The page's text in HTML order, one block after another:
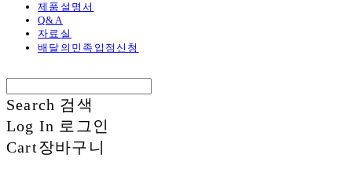
제품설명서
Q&A
자료실
배달의민족입점신청
Search 검색
Log In 로그인
Cart장바구니